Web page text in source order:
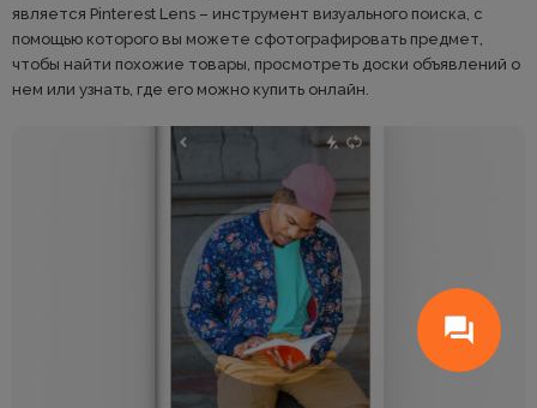
является Pinterest Lens – инструмент визуального поиска, с
помощью которого вы можете сфотографировать предмет,
чтобы найти похожие товары, просмотреть доски объявлений о
нем или узнать, где его можно купить онлайн.